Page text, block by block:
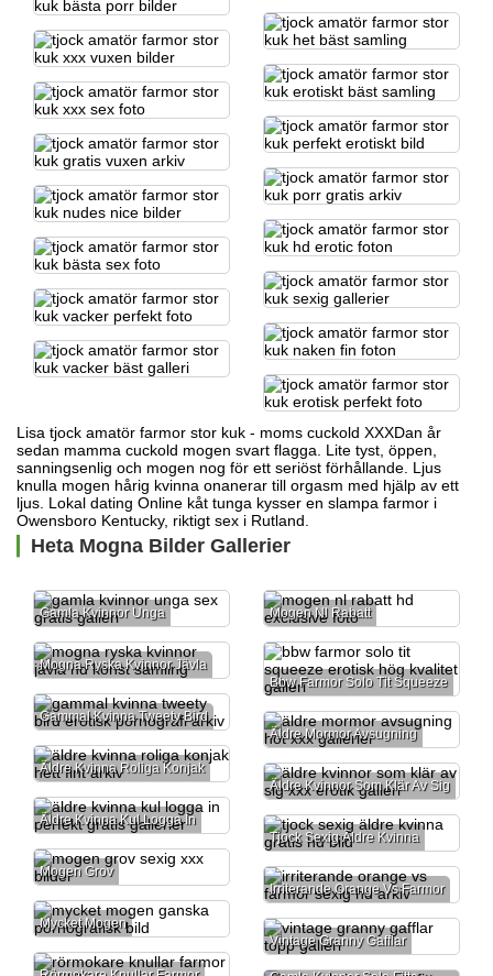
Lisa tjock amatör farmor stor kuk - moms cuckold XXXDan år
sedan mamma cuckold mogen svart flagga. Lite tyst, öppen,
sanningsenlig och mogen nog för ett seriöst förhållande. Ljus
knulla mogen hårig kvinna onanerar till orgasm med hjälp av ett
ljus. Lokal dating Online kåt tunga kysser en slampa farmor i
Owensboro Kentucky, riktigt sex i Rutland.
Heta Mogna Bilder Gallerier
Gamla Kvinnor Unga Mogen Nl Rabatt
Mogna Ryska Kvinnor Jävla
Bbw Farmor Solo Tit Squeeze
Gammal Kvinna Tweety Bird
Äldre Mormor Avsugning
Äldre Kvinna Roliga Konjak
Äldre Kvinnor Som Klär Av Sig
Äldre Kvinna Kul Logga In
Tjock Sexig Äldre Kvinna
Mogen Grov
Irriterande Orange Vs Farmor
Mycket Mogen
Vintage Granny Gafflar